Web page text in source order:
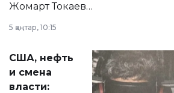
Жомарт Токаев
сразу несколько
актуальных тем —
от слухов о
политических
5 қаңтар, 10:15
США, нефть
и смена
власти: